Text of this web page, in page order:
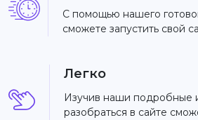
С помощью нашего
сможете запустить свой
Легко
Изучив наши подробные
разобраться в сайте